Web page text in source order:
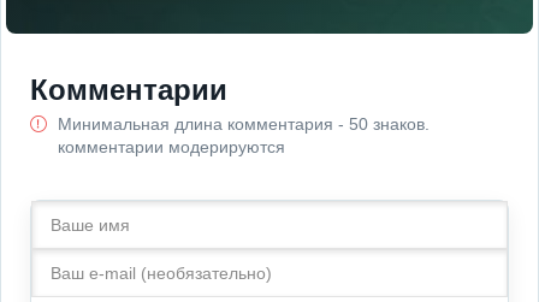
Комментарии
Минимальная длина комментария - 50 знаков.
комментарии модерируются